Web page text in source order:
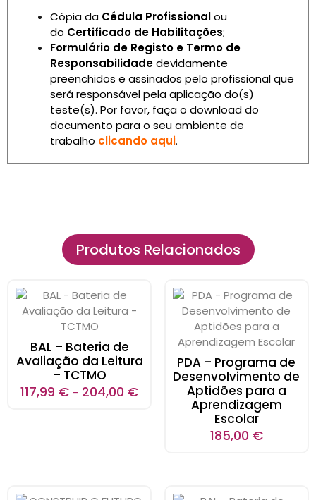
Cópia da Cédula Profissionalou
do Certificado de Habilitações;
Formulário de Registo e Termo de
Responsabilidadedevidamente
preenchidos e assinados pelo profissional que
será responsável pela aplicação do(s)
teste(s). Por favor, faça o download do
documento para o seu ambiente de
trabalho clicando aqui.
Produtos Relacionados
BAL – Bateria de
Avaliação da Leitura
– TCTMO
117,99 € – 204,00 €
PDA – Programa de
Desenvolvimento de
Aptidões para a
Aprendizagem
Escolar
185,00 €